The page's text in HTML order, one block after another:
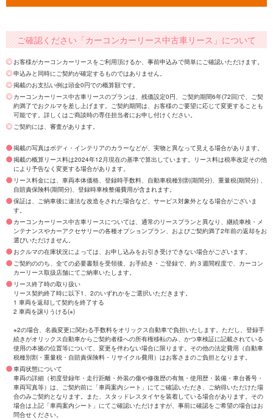
ご確認ください「カーコンカーリース中古車リース」について
お客様がカーコンカーリースをご利用頂けるか、事前申込みで簡単にご確認いただけます。
申込みと同時にご契約が確定するものではありません。
掲載のお支払い例は頭金0円での概算額です。
カーコンカーリース中古車リースのプランは、残価設定0円、ご契約期間6年(72回)で、ご契
約満了でおクルマを差し上げます。ご契約期間は、お客様のご要望に応じて変更することも
可能です。詳しくはご商談時の専任担当者にお申し付けください。
ご契約には、審査があります。
掲載の写真はボディ・インテリアのカラーなどが、実物と異なって見える場合があります。
掲載の概算リース料は2024年12月現在の基準で算出しています。リース料は税率改定その他
により予告なく変更する場合があります。
リース料金には、車両本体価格、登録時手数料、自動車税種別割(期間分)、重量税(期間分) 、
自賠責保険料(期間分)、登録時車検整備費用が含まれます。
保証は、ご納車後に違法な改造をされた場合など、サービス対象外となる場合がございま
す。
カーコンカーリース中古車リースについては、通常のリースプランと異なり、継続車検・メ
ンテナンスやカーアクセサリーの各種オプションプラン、およびご契約満了2年前の返却をお
選びいただけません。
おクルマの在庫状況によっては、お申し込みをお引き受けできない場合がございます。
ご契約ののち、全ての必要書類を受領後、お手続き・ご登録で、約３週間程度で、カーコン
カーリース取扱店舗にてご納車いたします。
リース終了時の取り扱い
リース契約終了時に以下1、2のいずれかをご選択いただきます。
1 車両を返却して契約を終了する
2 車両を譲りうける(※)
※2の場合、名義変更に関わる手数料をオリックス自動車で負担いたします。ただし、登録手
続きがオリックス自動車からご契約者様への所有権移転のみ、かつ車検証に記載されている
使用の本拠の位置等について、変更を伴わない場合に限ります。その他の法定費用（自動車
税種別割・重量税・自賠責保険料・リサイクル費用）はお客さまのご負担となります。
車両状態について
車両の詳細（初度登録年・走行距離・外装の傷や修復歴の有無・使用歴・装備・車台番号・
車両写真等）は、ご契約前に「車両案内シート」にてご確認いただき、ご納得いただけた場
合のみご契約となります。また、スタッドレスタイヤを装着している場合があります。その
場合は上記「車両案内シート」にてご確認いただけますが、事前に確認をご希望の場合はお
問合せください。